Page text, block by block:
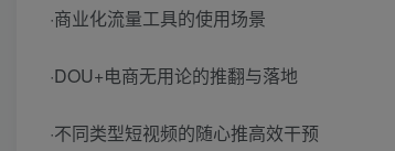
·商业化流量工具的使用场景
·DOU+电商无用论的推翻与落地
·不同类型短视频的随心推高效干预